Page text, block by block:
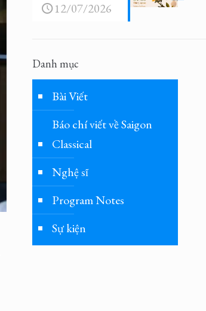
12/07/2026
Danh mục
Bài Viết
Báo chí viết về Saigon
Classical
Nghệ sĩ
Program Notes
Sự kiện